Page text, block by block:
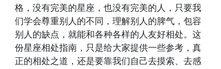
格，没有完美的星座，也没有完美的人，只要我
们学会尊重别人的不同，理解别人的脾气，包容
别人的缺点，就能和各种各样的人友好相处。这
份星座相处指南，只是给大家提供一些参考，真
正的相处之道，还是要靠我们自己去摸索、去感